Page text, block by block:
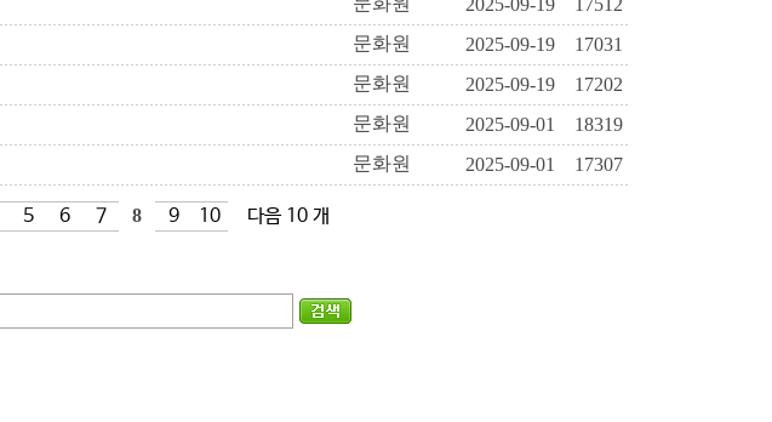
2025-09-19
17512
문화원 2025-09-19
17031
문화원 2025-09-19
17202
문화원 2025-09-01
18319
문화원 2025-09-01 17307
5 6 7 8 9 10 다음 10 개